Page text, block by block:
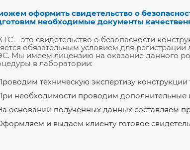
оформить свидетельство о
необходимые документы
– это свидетельство о безопасности
обязательным условием для
Мы имеем лицензию на оказание данного
в лаборатории:
техническую экспертизу конструкции
необходимости проводим дополнительные
основании полученных данных составляем
и выдаем клиенту готовое